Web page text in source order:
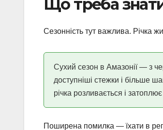
Що треба
Сезонність тут важлива. Річка
Сухий сезон в Амазонії — з
доступніші стежки і більше
річка розливається і
Поширена помилка — їхати в